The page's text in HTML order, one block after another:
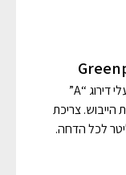
כל מדיחי הכלים של בלומברג הם בעלי דירוג “A”
הייבוש. צריכת